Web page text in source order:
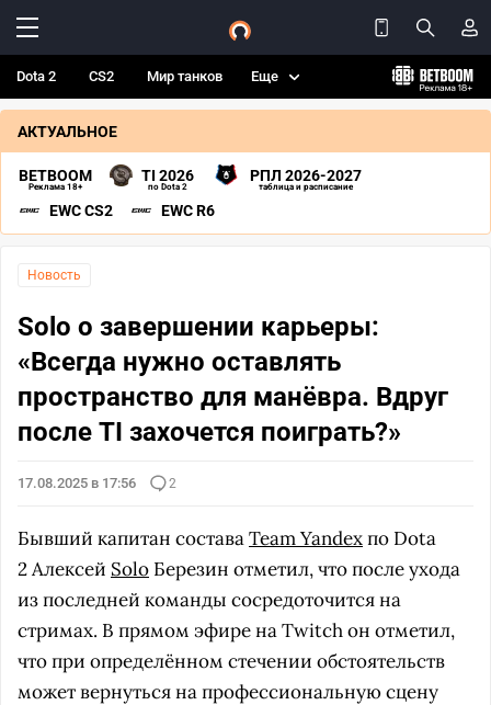
Dota 2 CS2 Мир танков Еще
АКТУАЛЬНОЕ
BETBOOM
Реклама 18+
TI 2026
по Dota 2
РПЛ 2026-2027
таблица и расписание
EWC CS2 EWC R6
Новость
Solo о завершении карьеры:
«Всегда нужно оставлять
пространство для манёвра. Вдруг
после TI захочется поиграть?»
17.08.2025 в 17:56 2
Бывший капитан составаTeam Yandexпо Dota
2 Алексей Solo Березин отметил, что после ухода
из последней команды сосредоточится на
стримах. В прямом эфире на Twitch он отметил,
что при определённом стечении обстоятельств
может вернуться на профессиональную сцену